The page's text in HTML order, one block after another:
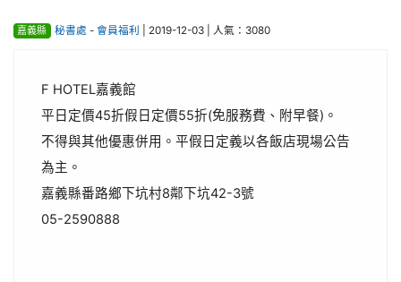
嘉義縣 秘書處 - 會員福利 | 2019-12-03 | 人氣：3080
F HOTEL嘉義館
平日定價45折假日定價55折(免服務費、附早餐)。
不得與其他優惠併用。平假日定義以各飯店現場公告
為主。
嘉義縣番路鄉下坑村8鄰下坑42-3號
05-2590888